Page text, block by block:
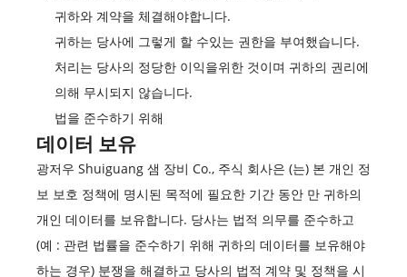
귀하와 계약을 체결해야합니다.
귀하는 당사에 그렇게 할 수있는 권한을 부여했습니다.
처리는 당사의 정당한 이익을위한 것이며 귀하의 권리에
의해 무시되지 않습니다.
법을 준수하기 위해
데이터 보유
광저우 Shuiguang 샘 장비 Co., 주식 회사은 (는) 본 개인 정
보 보호 정책에 명시된 목적에 필요한 기간 동안 만 귀하의
개인 데이터를 보유합니다. 당사는 법적 의무를 준수하고
(예 : 관련 법률을 준수하기 위해 귀하의 데이터를 보유해야
하는 경우) 분쟁을 해결하고 당사의 법적 계약 및 정책을 시